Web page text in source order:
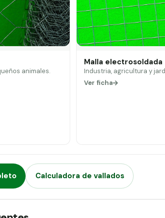
animales.
Malla electrosoldada
Industria, agricultura y
Ver ficha
Calculadora de vallados